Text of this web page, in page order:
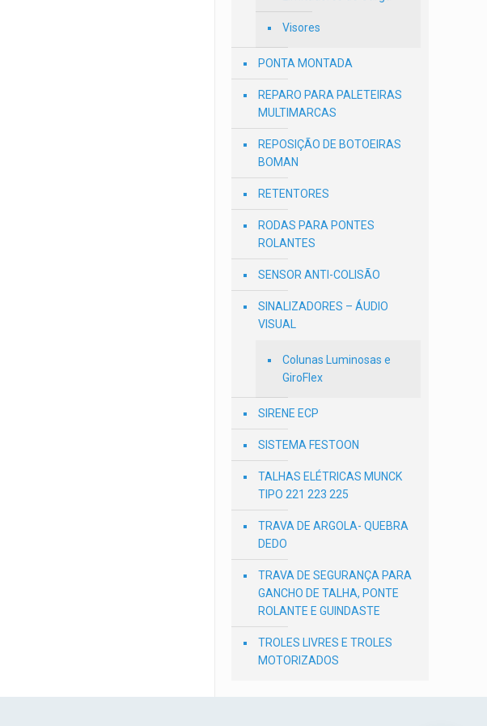
Visores
PONTA MONTADA
REPARO PARA PALETEIRAS
MULTIMARCAS
REPOSIÇÃO DE BOTOEIRAS
BOMAN
RETENTORES
RODAS PARA PONTES
ROLANTES
SENSOR ANTI-COLISÃO
SINALIZADORES – ÁUDIO
VISUAL
Colunas Luminosas e
GiroFlex
SIRENE ECP
SISTEMA FESTOON
TALHAS ELÉTRICAS MUNCK
TIPO 221 223 225
TRAVA DE ARGOLA- QUEBRA
DEDO
TRAVA DE SEGURANÇA PARA
GANCHO DE TALHA, PONTE
ROLANTE E GUINDASTE
TROLES LIVRES E TROLES
MOTORIZADOS